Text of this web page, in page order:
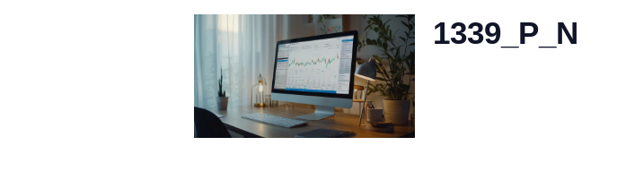
1339_P_N